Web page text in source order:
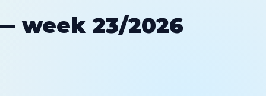
week 23/2026